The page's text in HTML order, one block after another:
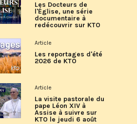
Les Docteurs de
l'Église, une série
documentaire à
redécouvrir sur KTO
Article
Les reportages d'été
2026 de KTO
Article
La visite pastorale du
pape Léon XIV à
Assise à suivre sur
KTO le jeudi 6 août